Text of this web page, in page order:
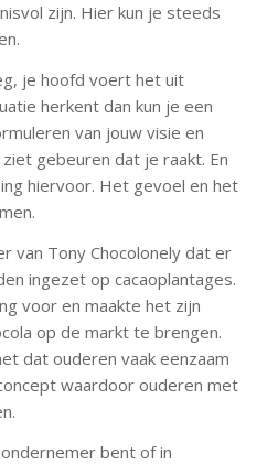
zijn. Hier kun je steeds
je hoofd voert het uit
herkent dan kun je een
van jouw visie en
gebeuren dat je raakt. En
hiervoor. Het gevoel en het
van Tony Chocolonely dat er
ingezet op cacaoplantages.
voor en maakte het zijn
op de markt te brengen.
dat ouderen vaak eenzaam
waardoor ouderen met
bent of in